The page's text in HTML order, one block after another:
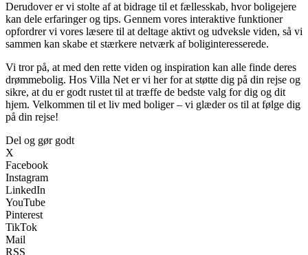
Derudover er vi stolte af at bidrage til et fællesskab, hvor boligejere
kan dele erfaringer og tips. Gennem vores interaktive funktioner
opfordrer vi vores læsere til at deltage aktivt og udveksle viden, så vi
sammen kan skabe et stærkere netværk af boliginteresserede.
Vi tror på, at med den rette viden og inspiration kan alle finde deres
drømmebolig. Hos Villa Net er vi her for at støtte dig på din rejse og
sikre, at du er godt rustet til at træffe de bedste valg for dig og dit
hjem. Velkommen til et liv med boliger – vi glæder os til at følge dig
på din rejse!
Del og gør godt
X
Facebook
Instagram
LinkedIn
YouTube
Pinterest
TikTok
Mail
RSS